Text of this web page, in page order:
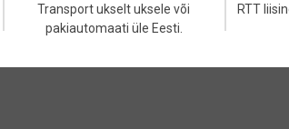
Transport ukselt uksele või
pakiautomaati üle Eesti.
RTT